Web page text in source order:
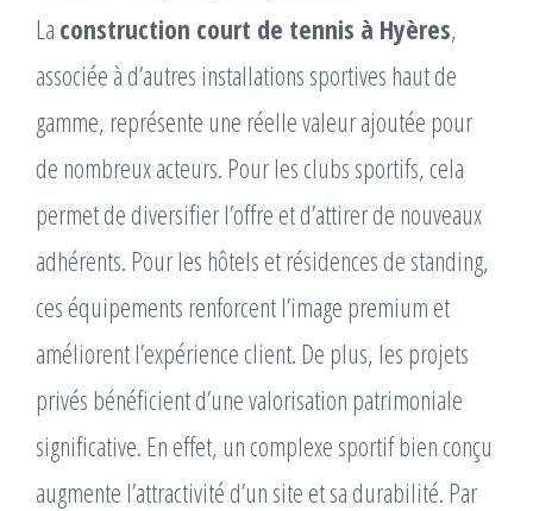
La construction court de tennis à Hyères,
associée à d’autres installations sportives haut de
gamme, représente une réelle valeur ajoutée pour
de nombreux acteurs. Pour les clubs sportifs, cela
permet de diversifier l’offre et d’attirer de nouveaux
adhérents. Pour les hôtels et résidences de standing,
ces équipements renforcent l’image premium et
améliorent l’expérience client. De plus, les projets
privés bénéficient d’une valorisation patrimoniale
significative. En effet, un complexe sportif bien conçu
augmente l’attractivité d’un site et sa durabilité. Par